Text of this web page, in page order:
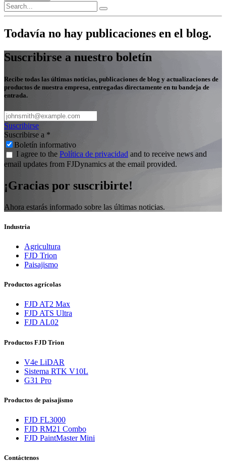
Todavía no hay publicaciones en el blog.
Suscribirse a nuestro boletín
Recibe todas las últimas noticias, publicaciones de blog y actualizaciones de
productos de nuestra empresa, entregadas directamente en tu bandeja de
entrada.
Suscribirse
Suscribirse a *
Boletín informativo
I agree to the Política de privacidad and to receive news and
email updates from FJDynamics at the email provided.
¡Gracias por suscribirte!
Ahora estarás informado sobre las últimas noticias.
Industria
Agricultura
FJD Trion
Paisajismo
Productos agrícolas
FJD AT2 Max
FJD ATS Ultra
FJD AL02
Productos FJD Trion
V4e LiDAR
Sistema RTK V10L
G31 Pro
Productos de paisajismo
FJD FL3000
FJD RM21 Combo
FJD PaintMaster Mini
Contáctenos